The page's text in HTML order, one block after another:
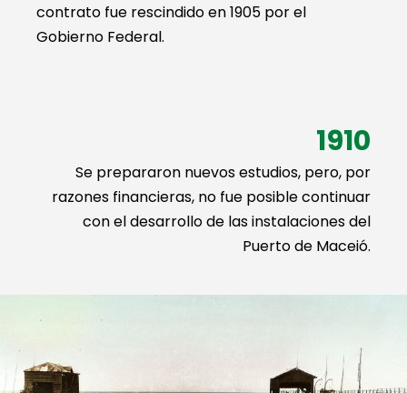
contrato fue rescindido en 1905 por el
Gobierno Federal.
1910
Se prepararon nuevos estudios, pero, por
razones financieras, no fue posible continuar
con el desarrollo de las instalaciones del
Puerto de Maceió.